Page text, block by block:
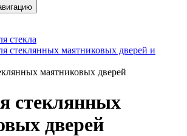
стекла
стеклянных маятниковых дверей и
маятниковых дверей
стеклянных
дверей